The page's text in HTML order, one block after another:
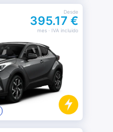
Desde
395.17 €
mes· IVA incluido